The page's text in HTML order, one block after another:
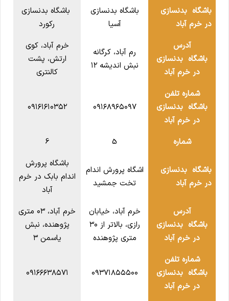
باشگاه بدنسازی
در خرم آباد
باشگاه بدنسازی
آسیا
باشگاه بدنسازی
رکورد
آدرس
باشگاه بدنسازی
در خرم آباد
رم آباد، کرگانه
نبش اندیشه ۱۲
خرم آباد، کوی
ارتش، پشت
کالنتری
شماره تلفن
باشگاه بدنسازی
در خرم آباد
۰۹۱۶۸۹۶۵۰۹۷ ۰۹۱۶۱۶۱۰۳۵۲
شماره 5
6
باشگاه بدنسازی
در خرم آباد
اشگاه پرورش اندام
تخت جمشید
باشگاه پرورش
اندام بابک در خرم
آباد
آدرس
باشگاه بدنسازی
در خرم آباد
خرم آباد، خیابان
رازی، بالاتر از ۳۰
متری پژوهنده
خرم آباد، ۰۳ متری
پژوهنده، نبش
یاسمن ۳
شماره تلفن
باشگاه بدنسازی
در خرم آباد
۰۹۳۷۱۸۵۵۵۰۰ ۰۹۱۶۶۶۳۸۵۷۱